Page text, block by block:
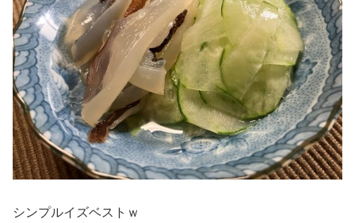
シンプルイズベストｗ